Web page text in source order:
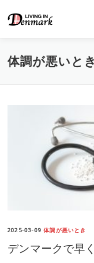
– 留学関連
WORK– デンマー
MEDIA– メディア
体調が悪いとき
2025-03-09体調が悪いとき
デンマークで早